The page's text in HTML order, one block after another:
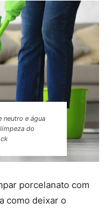
neutro e água
do
porcelanato com
como deixar o